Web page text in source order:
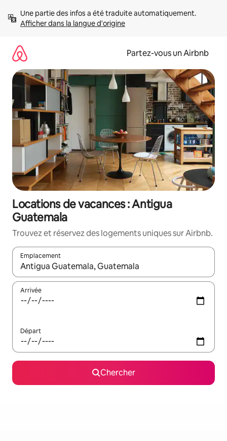
directement
Afficher dans la langue d'origine
Partez-vous un Airbnb
Locations de vacances : Antigua
Guatemala
Trouvez et réservez des logements uniques sur Airbnb.
Emplacement
Quand les résultats sont affichés, parcourez-les en utilisant
Arrivée
Départ
Chercher